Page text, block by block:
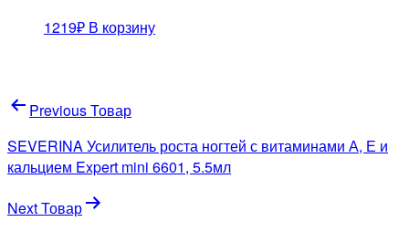
1219₽ В корзину
Навигация
по
записям
Previous Товар
SEVERINA Усилитель роста ногтей с витаминами А, Е и
кальцием Expert mini 6601, 5.5мл
Next Товар